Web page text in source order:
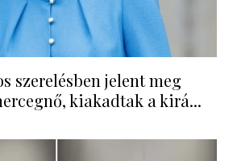
szerelésben jelent meg
kiakadtak a kirá...